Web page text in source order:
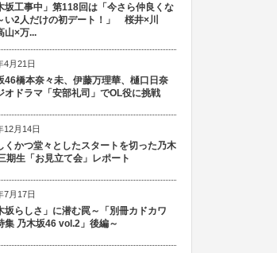
坂工事中」第118回は「今さら仲良くな
い2人だけの初デート！」 桜井×川
山×万...
4月21日
46橋本奈々未、伊藤万理華、樋口日奈
オドラマ「安部礼司」でOL役に挑戦
12月14日
くかつ堂々としたスタートを切った乃木
期生「お見立て会」レポート
7月17日
坂らしさ」に潜む罠～「別冊カドカワ
集 乃木坂46 vol.2」後編～